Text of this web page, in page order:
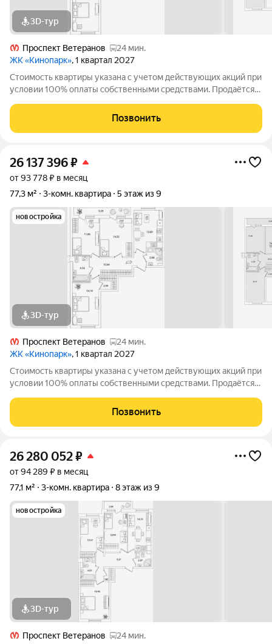
3D-тур
Проспект Ветеранов
24 мин.
ЖК «Кинопарк», 1 квартал 2027
Стоимость квартиры указана с учетом действующих акций при
условии 100% оплаты собственными средствами. Продаётся
(Росстройинвест). Квартира находится в 9 этажном доме, в
Очередь 1, Корпус 1
Позвонить
26 137 396₽
от 93 778 ₽ в месяц
77,3 м²
3-комн. квартира 5 этаж из 9
новостройка
3D-тур
Проспект Ветеранов
24 мин.
ЖК «Кинопарк», 1 квартал 2027
Стоимость квартиры указана с учетом действующих акций при
условии 100% оплаты собственными средствами. Продаётся
(Росстройинвест). Квартира находится в 9 этажном доме, в
Очередь 1, Корпус 1
Позвонить
26 280 052₽
от 94 289 ₽ в месяц
77,1 м²
3-комн. квартира 8 этаж из 9
новостройка
3D-тур
Проспект Ветеранов
24 мин.